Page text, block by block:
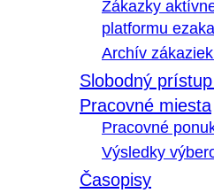
Zákazky
platformu
Archív
Slobodný
Pracovné miesta
Pracovné
Výsledky
Časopisy